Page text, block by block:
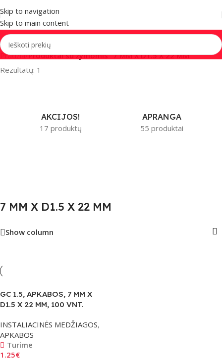
Skip to navigation
Skip to main content
Pradžia/Produktai su žymomis “7 MM X D1.5 X 22 MM”
Rezultatų: 1
AKCIJOS!
17 produktų
APRANGA
55 produktai
7 MM X D1.5 X 22 MM
Show column
GC 1.5, APKABOS, 7 MM X
D1.5 X 22 MM, 100 VNT.
INSTALIACINĖS MEDŽIAGOS,
APKABOS
Turime
1.25€